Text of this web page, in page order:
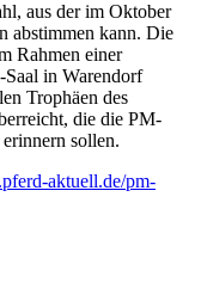
aus der im Oktober
abstimmen kann. Die
Rahmen einer
in Warendorf
Trophäen des
die die PM-
sollen.
aktuell.de/pm-